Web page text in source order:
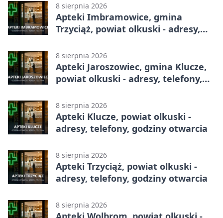
8 sierpnia 2026
Apteki Imbramowice, gmina
Trzyciąż, powiat olkuski - adresy,
8 sierpnia 2026
Apteki Jaroszowiec, gmina Klucze,
powiat olkuski - adresy, telefony,
8 sierpnia 2026
Apteki Klucze, powiat olkuski -
adresy, telefony, godziny otwarcia
8 sierpnia 2026
Apteki Trzyciąż, powiat olkuski -
adresy, telefony, godziny otwarcia
8 sierpnia 2026